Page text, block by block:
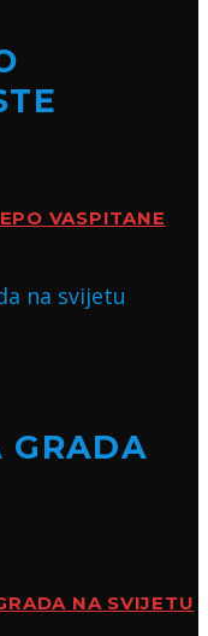
VASPITANE
GRADA
NA SVIJETU